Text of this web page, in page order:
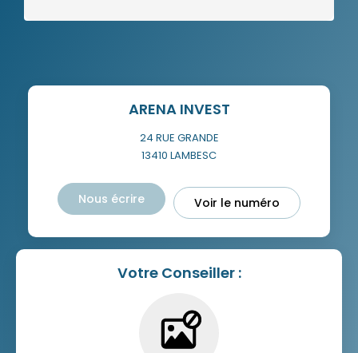
ARENA INVEST
24 RUE GRANDE
13410 LAMBESC
Nous écrire Voir le numéro
Votre Conseiller :